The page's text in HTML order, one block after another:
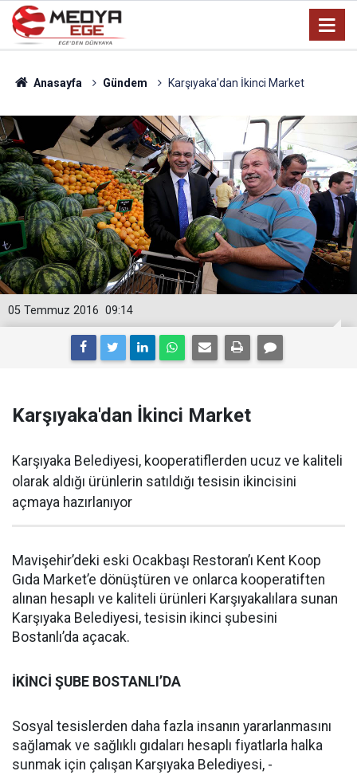
Anasayfa Gündem Karşıyaka'dan İkinci Market
09:14
05 Temmuz 2016
Karşıyaka'dan İkinci Market
Karşıyaka Belediyesi, kooperatiflerden ucuz ve kaliteli
olarak aldığı ürünlerin satıldığı tesisin ikincisini
açmaya hazırlanıyor
Mavişehir’deki eski Ocakbaşı Restoran’ı Kent Koop
Gıda Market’e dönüştüren ve onlarca kooperatiften
alınan hesaplı ve kaliteli ürünleri Karşıyakalılara sunan
Karşıyaka Belediyesi, tesisin ikinci şubesini
Bostanlı’da açacak.
İKİNCİ ŞUBE BOSTANLI’DA
Sosyal tesislerden daha fazla insanın yararlanmasını
sağlamak ve sağlıklı gıdaları hesaplı fiyatlarla halka
sunmak için çalışan Karşıyaka Belediyesi, -